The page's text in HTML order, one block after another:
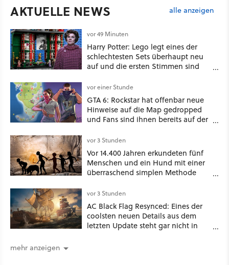
AKTUELLE NEWS alle anzeigen
vor 49 Minuten
Harry Potter: Lego legt eines der
schlechtesten Sets überhaupt neu
auf und die ersten Stimmen sind
vor einer Stunde
GTA 6: Rockstar hat offenbar neue
Hinweise auf die Map gedropped
und Fans sind ihnen bereits auf der
vor 3 Stunden
Vor 14.400 Jahren erkundeten fünf
Menschen und ein Hund mit einer
überraschend simplen Methode
Spuren für die Ewigkeit
vor 3 Stunden
AC Black Flag Resynced: Eines der
coolsten neuen Details aus dem
letzten Update steht gar nicht in
mehr anzeigen